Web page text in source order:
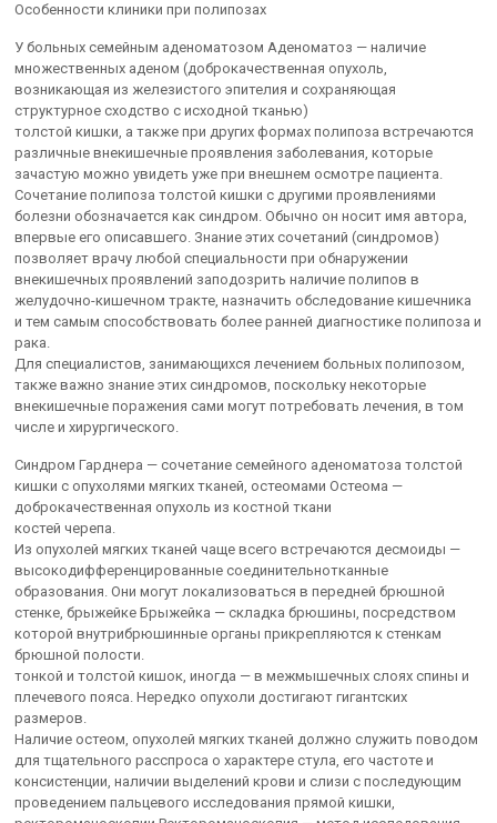
Особенности клиники при полипозах
У больных семейным аденоматозом Аденоматоз — наличие
множественных аденом (доброкачественная опухоль,
возникающая из железистого эпителия и сохраняющая
структурное сходство с исходной тканью)
толстой кишки, а также при других формах полипоза встречаются
различные внекишечные проявления заболевания, которые
зачастую можно увидеть уже при внешнем осмотре пациента.
Сочетание полипоза толстой кишки с другими проявлениями
болезни обозначается как синдром. Обычно он носит имя автора,
впервые его описавшего. Знание этих сочетаний (синдромов)
позволяет врачу любой специальности при обнаружении
внекишечных проявлений заподозрить наличие полипов в
желудочно-кишечном тракте, назначить обследование кишечника
и тем самым способствовать более ранней диагностике полипоза и
рака.
Для специалистов, занимающихся лечением больных полипозом,
также важно знание этих синдромов, поскольку некоторые
внекишечные поражения сами могут потребовать лечения, в том
числе и хирургического.
Синдром Гарднера — сочетание семейного аденоматоза толстой
кишки с опухолями мягких тканей, остеомами Остеома —
доброкачественная опухоль из костной ткани
костей черепа.
Из опухолей мягких тканей чаще всего встречаются десмоиды —
высокодифференцированные соединительнотканные
образования. Они могут локализоваться в передней брюшной
стенке, брыжейке Брыжейка — складка брюшины, посредством
которой внутрибрюшинные органы прикрепляются к стенкам
брюшной полости.
тонкой и толстой кишок, иногда — в межмышечных слоях спины и
плечевого пояса. Нередко опухоли достигают гигантских
размеров.
Наличие остеом, опухолей мягких тканей должно служить поводом
для тщательного расспроса о характере стула, его частоте и
консистенции, наличии выделений крови и слизи с последующим
проведением пальцевого исследования прямой кишки,